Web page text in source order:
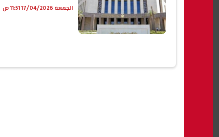
الجمعة 17/04/2026 11:51 ص